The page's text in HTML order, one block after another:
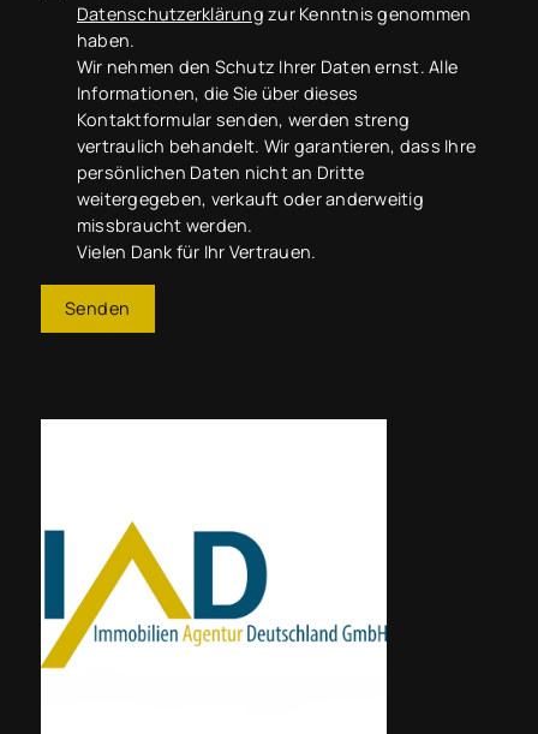
Datenschutzerklärung zur Kenntnis genommen
haben.
Wir nehmen den Schutz Ihrer Daten ernst. Alle
Informationen, die Sie über dieses
Kontaktformular senden, werden streng
vertraulich behandelt. Wir garantieren, dass Ihre
persönlichen Daten nicht an Dritte
weitergegeben, verkauft oder anderweitig
missbraucht werden.
Vielen Dank für Ihr Vertrauen.
Senden